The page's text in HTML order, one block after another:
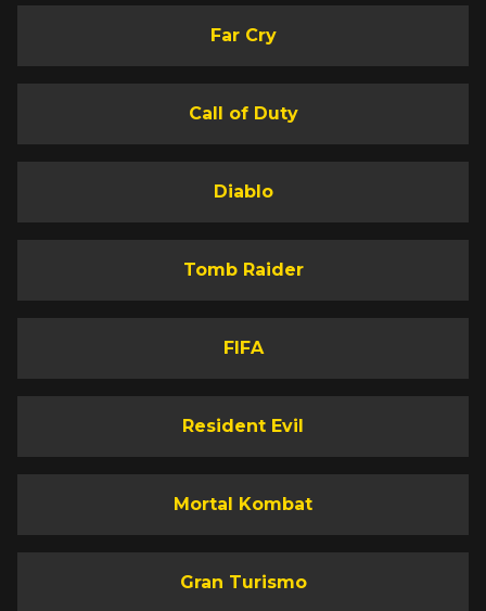
Far Cry
Call of Duty
Diablo
Tomb Raider
FIFA
Resident Evil
Mortal Kombat
Gran Turismo